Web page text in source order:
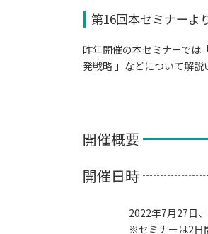
第16回本セミナーよ
昨年開催の本セミナーでは
発戦略 」などについて解説
開催概要
開催日時
2022年7月27日
※セミナーは2日